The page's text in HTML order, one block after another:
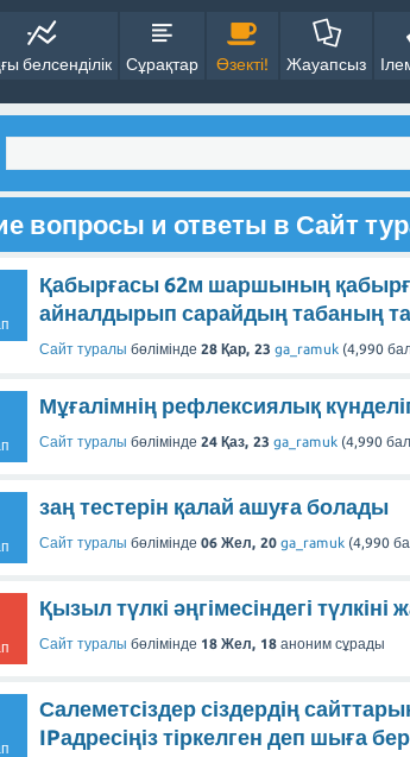
белсенділік Сұрақтар Өзекті! Жауапсыз
вопросы и ответы в Сайт
Қабырғасы 62м шаршының
айналдырып сарайдың табаның
Сайт туралы бөлімінде 28 Қар, 23 ga_ramuk (4,990
Мұғалімнің рефлексиялық
Сайт туралы бөлімінде 24 Қаз, 23 ga_ramuk (4,990
заң тестерін қалай ашуға болады
Сайт туралы бөлімінде 06 Жел, 20 ga_ramuk (4,990
Қызыл түлкі әңгімесіндегі түлкіні
Сайт туралы бөлімінде 18 Жел, 18 аноним сұрады
Салеметсіздер сіздердің
IPадресіңіз тіркелген деп шыға